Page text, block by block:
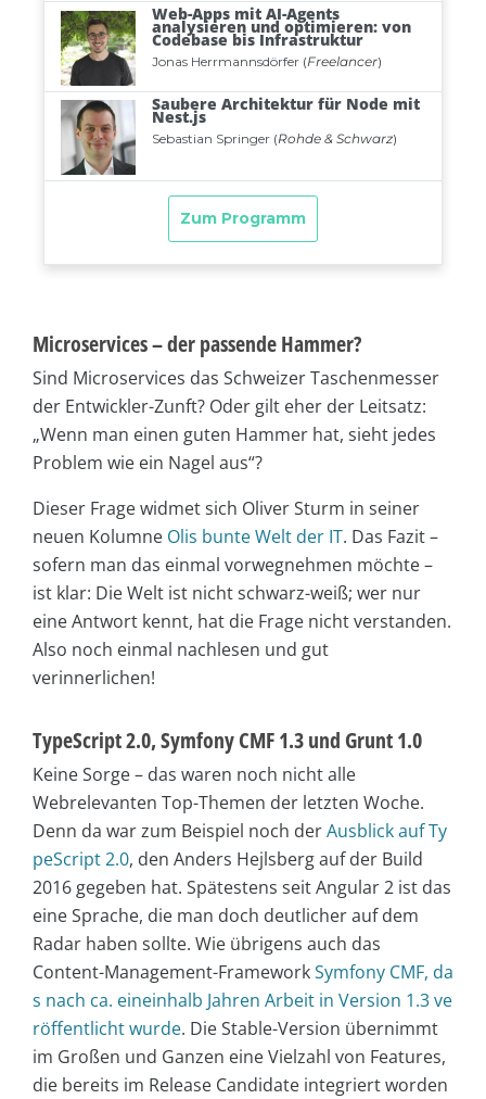
Microservices – der passende Hammer?
Sind Microservices das Schweizer Taschenmesser
der Entwickler-Zunft? Oder gilt eher der Leitsatz:
„Wenn man einen guten Hammer hat, sieht jedes
Problem wie ein Nagel aus“?
Dieser Frage widmet sich Oliver Sturm in seiner
neuen Kolumne Olis bunte Welt der IT. Das Fazit –
sofern man das einmal vorwegnehmen möchte –
ist klar: Die Welt ist nicht schwarz-weiß; wer nur
eine Antwort kennt, hat die Frage nicht verstanden.
Also noch einmal nachlesen und gut
verinnerlichen!
TypeScript 2.0, Symfony CMF 1.3 und Grunt 1.0
Keine Sorge – das waren noch nicht alle
Webrelevanten Top-Themen der letzten Woche.
Denn da war zum Beispiel noch derAusblick auf Ty
peScript 2.0, den Anders Hejlsberg auf der Build
2016 gegeben hat. Spätestens seit Angular 2 ist das
eine Sprache, die man doch deutlicher auf dem
Radar haben sollte. Wie übrigens auch das
Content-Management-FrameworkSymfony CMF, da
s nach ca. eineinhalb Jahren Arbeit in Version 1.3 ve
röffentlicht wurde. Die Stable-Version übernimmt
im Großen und Ganzen eine Vielzahl von Features,
die bereits im Release Candidate integriert worden